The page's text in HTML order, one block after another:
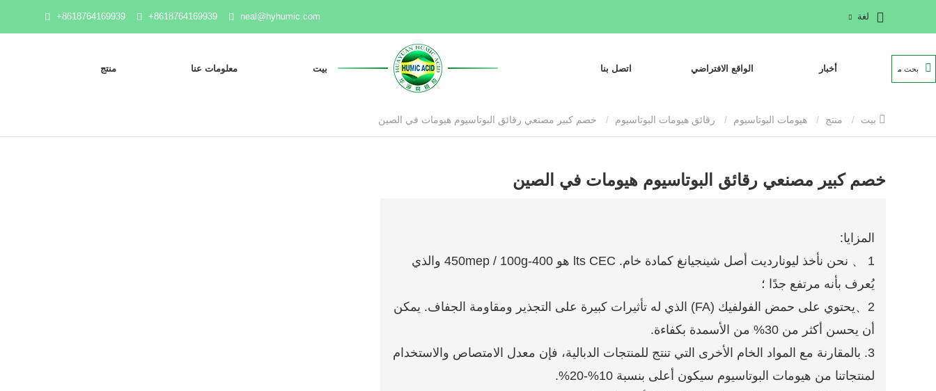
neal@hyhumic.com
+8618764169939
+8618764169939 لغة
بيت معلومات عنا منتج أخبار الواقع الافتراضي اتصل بنا
منتج هيومات البوتاسيوم رقائق هيومات البوتاسيوم
خصم كبير مصنعي رقائق البوتاسيوم هيومات في الصين
المزايا:
1 、 نحن نأخذ ليونارديت أصل شينجيانغ كمادة خام. lts CEC هو 400-450mep / 100g والذي
يُعرف بأنه مرتفع جدًا ؛
2、يحتوي على حمض الفولفيك (FA) الذي له تأثيرات كبيرة على التجذير ومقاومة الجفاف. يمكن
أن يحسن أكثر من 30% من الأسمدة بكفاءة.
3. بالمقارنة مع المواد الخام الأخرى التي تنتج للمنتجات الدبالية، فإن معدل الامتصاص والاستخدام
لمنتجاتنا من هيومات البوتاسيوم سيكون أعلى بنسبة 10%-20%.